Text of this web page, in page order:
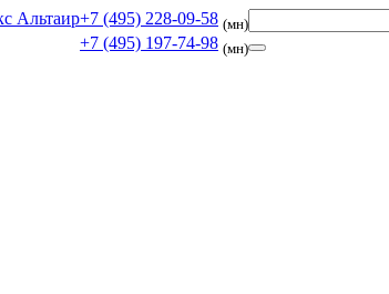
+7 (495) 228-09-58 (мн)
+7 (495) 197-74-98 (мн)